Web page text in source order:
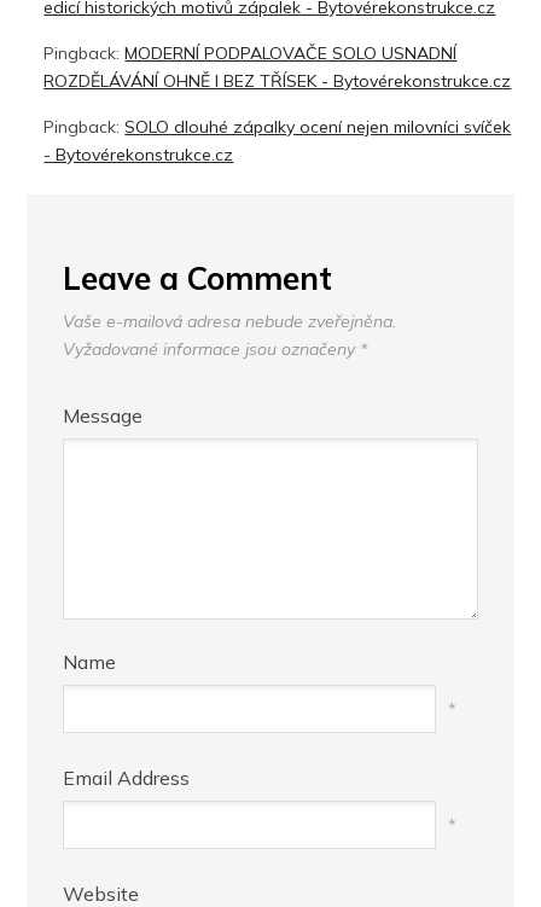
edicí historických motivů zápalek - Bytovérekonstrukce.cz
Pingback:MODERNÍ PODPALOVAČE SOLO USNADNÍ
ROZDĚLÁVÁNÍ OHNĚ I BEZ TŘÍSEK - Bytovérekonstrukce.cz
Pingback:SOLO dlouhé zápalky ocení nejen milovníci svíček
- Bytovérekonstrukce.cz
Leave a Comment
Vaše e-mailová adresa nebude zveřejněna.
Vyžadované informace jsou označeny *
Message
Name
*
Email Address
*
Website